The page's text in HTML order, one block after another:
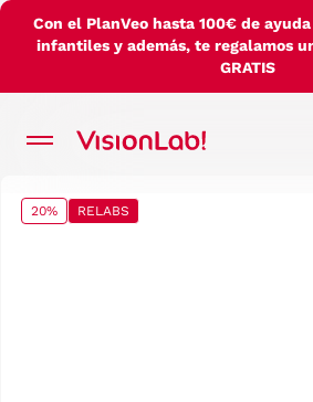
Con el PlanVeo hasta 100€ de
infantiles y además, te regalamos
GRATIS
20% RELABS